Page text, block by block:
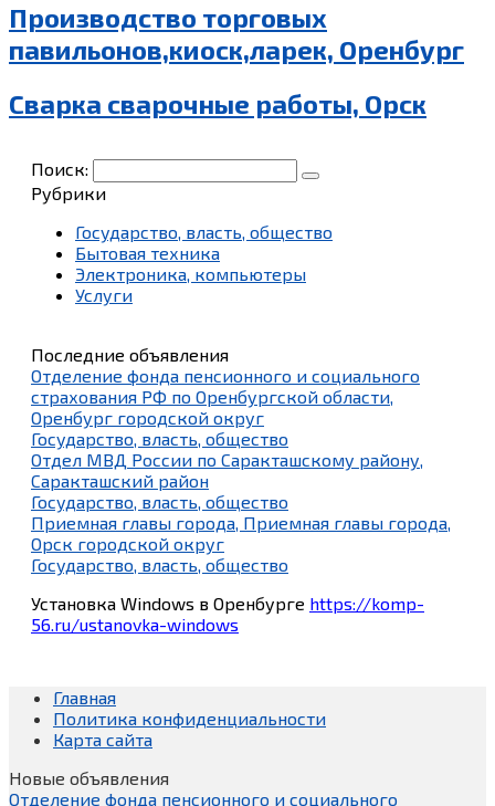
Производство торговых
павильонов,киоск,ларек, Оренбург
Сварка сварочные работы, Орск
Поиск:
Рубрики
Государство, власть, общество
Бытовая техника
Электроника, компьютеры
Услуги
Последние объявления
Отделение фонда пенсионного и социального
страхования РФ по Оренбургской области,
Оренбург городской округ
Государство, власть, общество
Отдел МВД России по Саракташскому району,
Саракташский район
Государство, власть, общество
Приемная главы города, Приемная главы города,
Орск городской округ
Государство, власть, общество
Установка Windows в Оренбурге https://komp-
56.ru/ustanovka-windows
Главная
Политика конфиденциальности
Карта сайта
Новые объявления
Отделение фонда пенсионного и социального